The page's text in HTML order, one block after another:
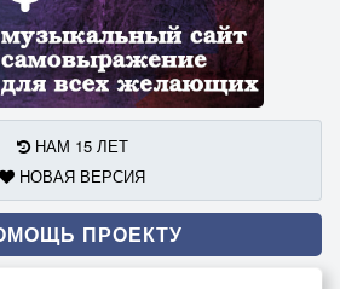
НАМ 15 ЛЕТ
НОВАЯ ВЕРСИЯ
ПРОЕКТУ